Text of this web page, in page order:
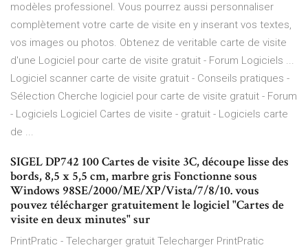
modèles professionel. Vous pourrez aussi personnaliser
complètement votre carte de visite en y inserant vos textes,
vos images ou photos. Obtenez de veritable carte de visite
d'une Logiciel pour carte de visite gratuit - Forum Logiciels ...
Logiciel scanner carte de visite gratuit - Conseils pratiques -
Sélection Cherche logiciel pour carte de visite gratuit - Forum
- Logiciels Logiciel Cartes de visite - gratuit - Logiciels carte
de ...
SIGEL DP742 100 Cartes de visite 3C, découpe lisse des
bords, 8,5 x 5,5 cm, marbre gris Fonctionne sous
Windows 98SE/2000/ME/XP/Vista/7/8/10. vous
pouvez télécharger gratuitement le logiciel "Cartes de
visite en deux minutes" sur
PrintPratic - Telecharger gratuit Telecharger PrintPratic